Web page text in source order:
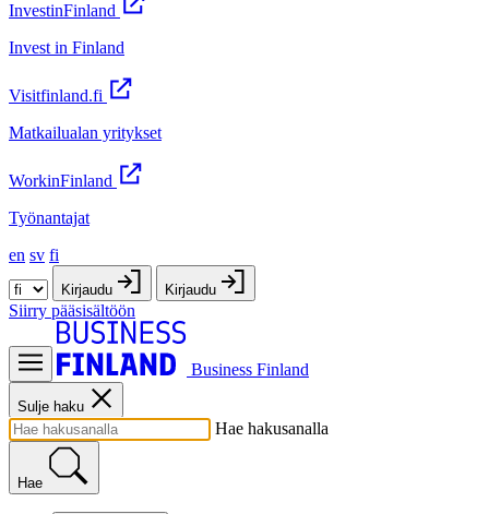
InvestinFinland
Invest in Finland
Visitfinland.fi
Matkailualan yritykset
WorkinFinland
Työnantajat
en sv fi
Kirjaudu Kirjaudu
Siirry pääsisältöön
Business Finland
Sulje haku
Hae hakusanalla
Hae